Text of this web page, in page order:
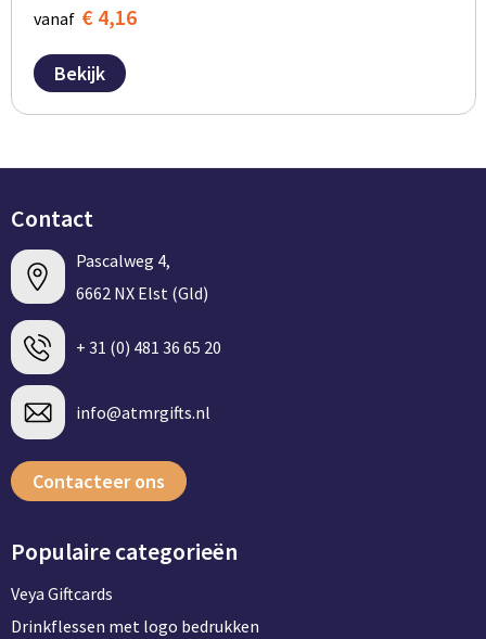
vanaf € 4,16
Bekijk
Contact
Pascalweg 4,
6662 NX Elst (Gld)
+ 31 (0) 481 36 65 20
info@atmrgifts.nl
Contacteer ons
Populaire categorieën
Veya Giftcards
Drinkflessen met logo bedrukken